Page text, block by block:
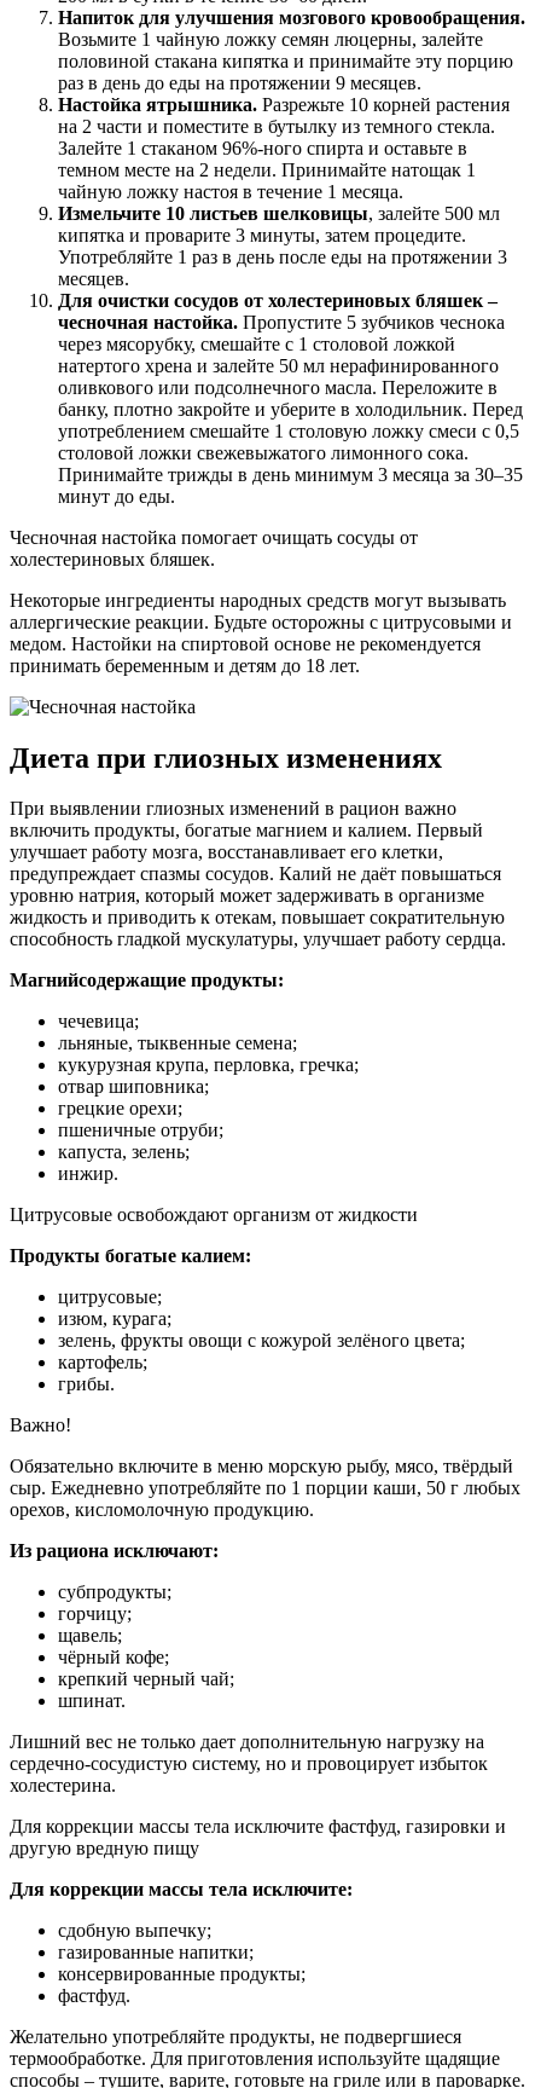
Напиток для улучшения мозгового кровообращения.
Возьмите 1 чайную ложку семян люцерны, залейте
половиной стакана кипятка и принимайте эту порцию
раз в день до еды на протяжении 9 месяцев.
Настойка ятрышника. Разрежьте 10 корней растения
на 2 части и поместите в бутылку из темного стекла.
Залейте 1 стаканом 96%-ного спирта и оставьте в
темном месте на 2 недели. Принимайте натощак 1
чайную ложку настоя в течение 1 месяца.
Измельчите 10 листьев шелковицы, залейте 500 мл
кипятка и проварите 3 минуты, затем процедите.
Употребляйте 1 раз в день после еды на протяжении 3
месяцев.
Для очистки сосудов от холестериновых бляшек –
чесночная настойка. Пропустите 5 зубчиков чеснока
через мясорубку, смешайте с 1 столовой ложкой
натертого хрена и залейте 50 мл нерафинированного
оливкового или подсолнечного масла. Переложите в
банку, плотно закройте и уберите в холодильник. Перед
употреблением смешайте 1 столовую ложку смеси с 0,5
столовой ложки свежевыжатого лимонного сока.
Принимайте трижды в день минимум 3 месяца за 30–35
минут до еды.
Чесночная настойка помогает очищать сосуды от
холестериновых бляшек.
Некоторые ингредиенты народных средств могут вызывать
аллергические реакции. Будьте осторожны с цитрусовыми и
медом. Настойки на спиртовой основе не рекомендуется
принимать беременным и детям до 18 лет.
Диета при глиозных изменениях
При выявлении глиозных изменений в рацион важно
включить продукты, богатые магнием и калием. Первый
улучшает работу мозга, восстанавливает его клетки,
предупреждает спазмы сосудов. Калий не даёт повышаться
уровню натрия, который может задерживать в организме
жидкость и приводить к отекам, повышает сократительную
способность гладкой мускулатуры, улучшает работу сердца.
Магнийсодержащие продукты:
чечевица;
льняные, тыквенные семена;
кукурузная крупа, перловка, гречка;
отвар шиповника;
грецкие орехи;
пшеничные отруби;
капуста, зелень;
инжир.
Цитрусовые освобождают организм от жидкости
Продукты богатые калием:
цитрусовые;
изюм, курага;
зелень, фрукты овощи с кожурой зелёного цвета;
картофель;
грибы.
Важно!
Обязательно включите в меню морскую рыбу, мясо, твёрдый
сыр. Ежедневно употребляйте по 1 порции каши, 50 г любых
орехов, кисломолочную продукцию.
Из рациона исключают:
субпродукты;
горчицу;
щавель;
чёрный кофе;
крепкий черный чай;
шпинат.
Лишний вес не только дает дополнительную нагрузку на
сердечно-сосудистую систему, но и провоцирует избыток
холестерина.
Для коррекции массы тела исключите фастфуд, газировки и
другую вредную пищу
Для коррекции массы тела исключите:
сдобную выпечку;
газированные напитки;
консервированные продукты;
фастфуд.
Желательно употребляйте продукты, не подвергшиеся
термообработке. Для приготовления используйте щадящие
способы – тушите, варите, готовьте на гриле или в пароварке.